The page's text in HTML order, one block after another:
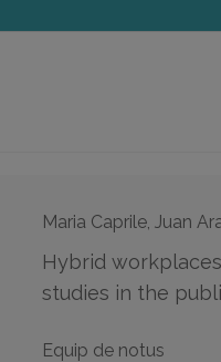
Maria Caprile, Juan
Hybrid
studies in the
Equip de notus